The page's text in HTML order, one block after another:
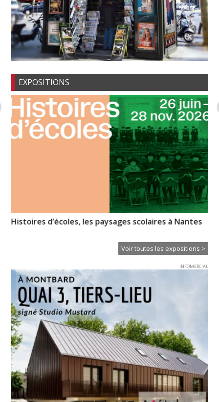
EXPOSITIONS
Histoires d’écoles, les paysages scolaires à Nantes
Voir toutes les expositions >
INFOMERCIAL